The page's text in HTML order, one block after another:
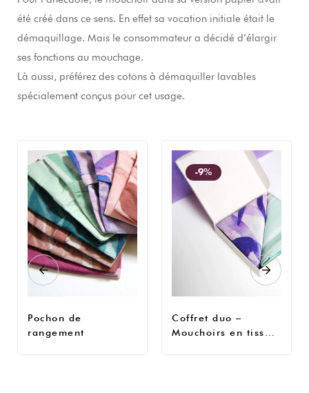
été créé dans ce sens. En effet sa vocation initiale était le
démaquillage. Mais le consommateur a décidé d’élargir
ses fonctions au mouchage.
Là aussi, préférez des cotons à démaquiller lavables
spécialement conçus pour cet usage.
Pochon de
rangement
-9%
Coffret duo –
Mouchoirs en tissu